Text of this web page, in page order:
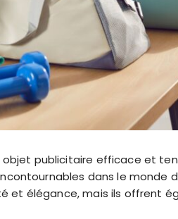
objet publicitaire efficace et
dans le monde
et élégance, mais ils offrent